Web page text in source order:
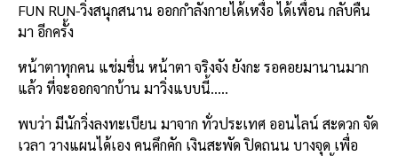
FUN RUN-วิ่งสนุกสนาน ออกกำลังกายได้เหงื่อ ได้เพื่อน กลับคืน
มา อีกครั้ง
หน้าตาทุกคน แช่มชื่น หน้าตา จริงจัง ยังกะ รอคอยมานานมาก
แล้ว ที่จะออกจากบ้าน มาวิ่งแบบนี้…..
พบว่า มีนักวิ่งลงทะเบียน มาจาก ทั่วประเทศ ออนไลน์ สะดวก จัด
เวลา วางแผนได้เอง คนคึกคัก เงินสะพัด ปิดถนน บางจุด เพื่อ